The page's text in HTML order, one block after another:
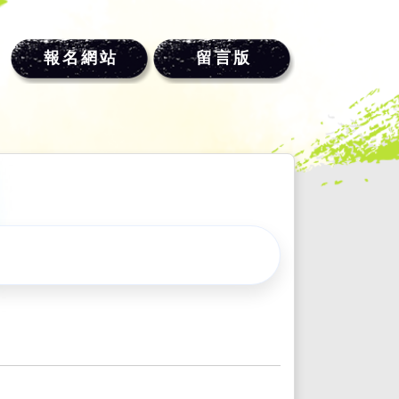
報名網站 留言版